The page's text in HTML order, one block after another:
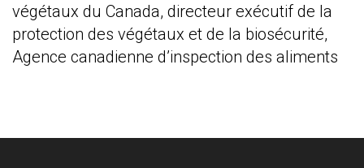
végétaux du Canada, directeur exécutif de la
protection des végétaux et de la biosécurité,
Agence canadienne d’inspection des aliments